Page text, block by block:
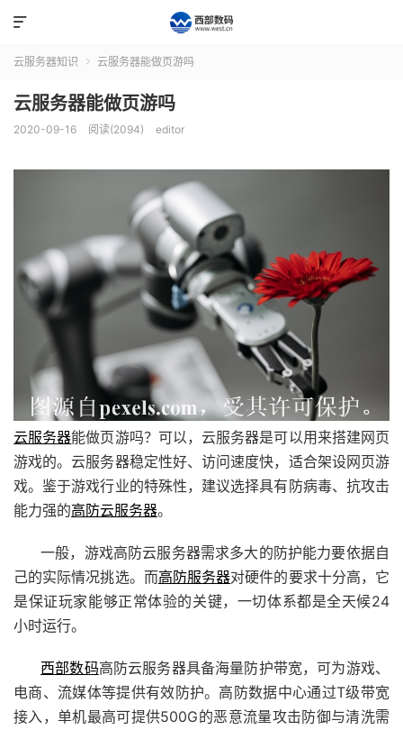

云服务器知识  云服务器能做页游吗
云服务器能做页游吗
2020-09-16 阅读(2094) editor
云服务器能做页游吗？可以，云服务器是可以用来搭建网页
游戏的。云服务器稳定性好、访问速度快，适合架设网页游
戏。鉴于游戏行业的特殊性，建议选择具有防病毒、抗攻击
能力强的高防云服务器。
一般，游戏高防云服务器需求多大的防护能力要依据自
己的实际情况挑选。而高防服务器对硬件的要求十分高，它
是保证玩家能够正常体验的关键，一切体系都是全天候24
小时运行。
西部数码高防云服务器具备海量防护带宽，可为游戏、
电商、流媒体等提供有效防护。高防数据中心通过T级带宽
接入，单机最高可提供500G的恶意流量攻击防御与清洗需